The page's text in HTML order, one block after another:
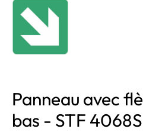
Panneau avec
bas - STF 4068S